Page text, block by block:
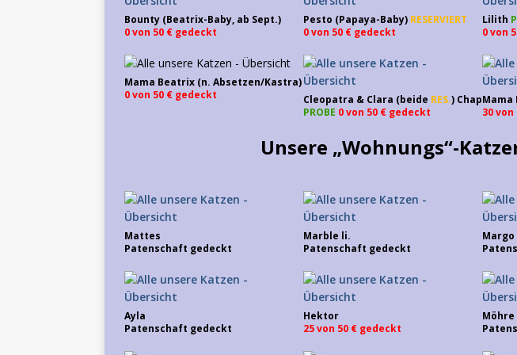
Bounty (Beatrix-Baby, ab Sept.)
0 von 50 € gedeckt
Mama Beatrix (n. Absetzen/Kastra)
0 von 50 € gedeckt
Pesto (Papaya-Baby) RESERVIERT
0 von 50 € gedeckt
Cleopatra & Clara (beide RES.) Chap
PROBE 0 von 50 € gedeckt
Lilith
0 von
Mama
30
Unsere „Wohnungs“-
Mattes
Patenschaft gedeckt
Ayla
Patenschaft gedeckt
Marble li.
Patenschaft gedeckt
Hektor
25 von 50 € gedeckt
Margo
Möhre